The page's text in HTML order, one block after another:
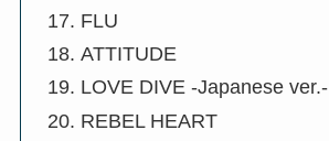
FLU
ATTITUDE
LOVE DIVE -Japanese ver.-
REBEL HEART